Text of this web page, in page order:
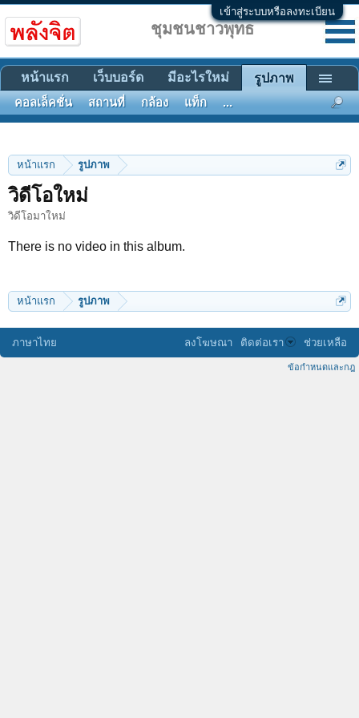
เข้าสู่ระบบหรือลงทะเบียน
หน้าแรก รูปภาพ
วิดีโอใหม่
วิดีโอมาใหม่
There is no video in this album.
หน้าแรก รูปภาพ
ชุมชนชาวพุทธ
หน้าแรก เว็บบอร์ด มีอะไรใหม่ รูปภาพ
คอลเล็คชั่น สถานที่ กล้อง แท็ก ...
ภาษาไทย ลงโฆษณา ติดต่อเรา ช่วยเหลือ
ข้อกำหนดและกฎ